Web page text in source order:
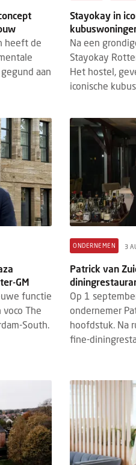
heeft de
aan
Stayokay in
Na een
Stayokay
Het hostel,
iconische
GM
functie
voco The
South.
ONDERNEMEN 3
Patrick van
Op 1
ondernemer
hoofdstuk. Na
fine-
gericht